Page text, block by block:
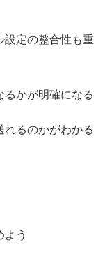
設定の整合性も重
かが明確になる
るのかがわかる
う